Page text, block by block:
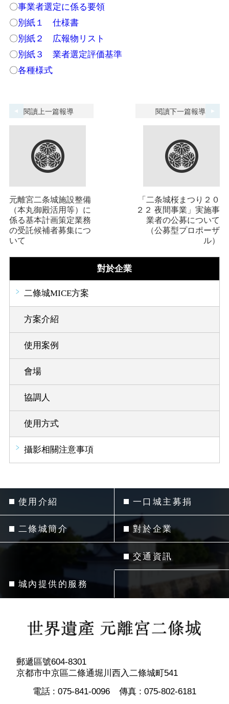
〇事業者選定に係る要領
〇別紙１ 仕様書
〇別紙２ 広報物リスト
〇別紙３ 業者選定評価基準
〇各種様式
閱讀上一篇報導
元離宮二条城施設整備
（本丸御殿活用等）に
係る基本計画策定業務
の受託候補者募集につ
いて
閱讀下一篇報導
「二条城桜まつり２０
２２ 夜間事業」実施事
業者の公募について
（公募型プロポーザ
ル）
對於企業
二條城MICE方案
方案介紹
使用案例
會場
協調人
使用方式
攝影相關注意事項
使用介紹
二條城簡介
城內提供的服務
一口城主募捐
對於企業
交通資訊
郵遞區號604-8301
京都市中京區二條通堀川西入二條城町541
電話 : 075-841-0096 傳真 :075-802-6181